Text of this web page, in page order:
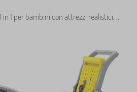
1 per bambini con attrezzi realistici. ..